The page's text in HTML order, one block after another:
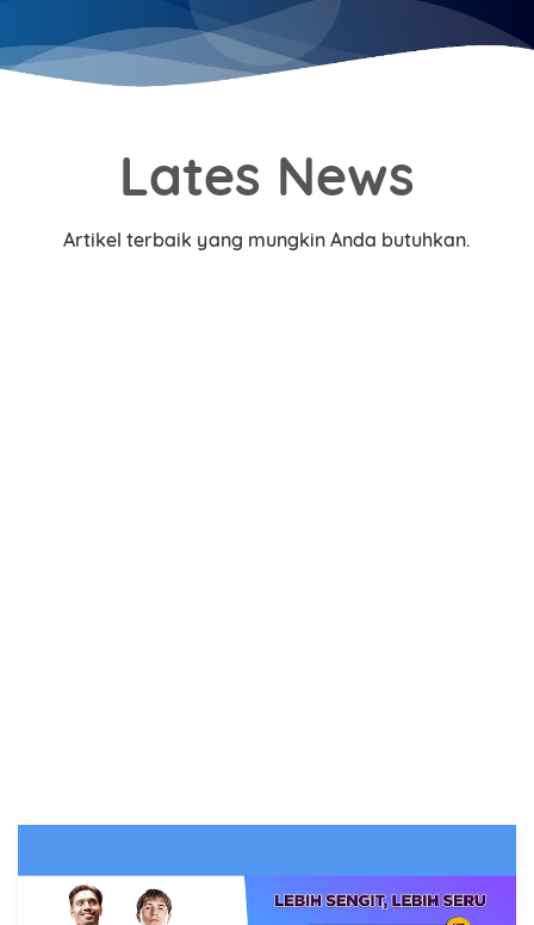
Lates News
Artikel terbaik yang mungkin Anda butuhkan.